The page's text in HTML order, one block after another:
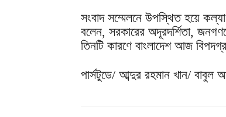
সংবাদ সম্মেলনে উপস্থিত হয়ে
বলেন, সরকারের অদূরদর্শিতা,
তিনটি কারণে বাংলাদেশ আজ
পার্সটুডে/ আব্দুর রহমান খান/ বাবুল